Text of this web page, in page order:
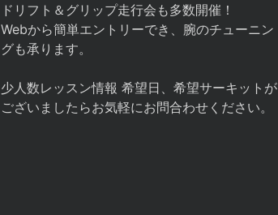
ドリフト＆グリップ走行会も多数開催！
Webから簡単エントリーでき、腕のチューニン
グも承ります。
少人数レッスン情報 希望日、希望サーキットが
ございましたらお気軽にお問合わせください。